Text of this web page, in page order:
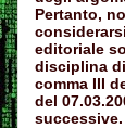
Pertanto,
editoriale
disciplina
comma III
del
successive.